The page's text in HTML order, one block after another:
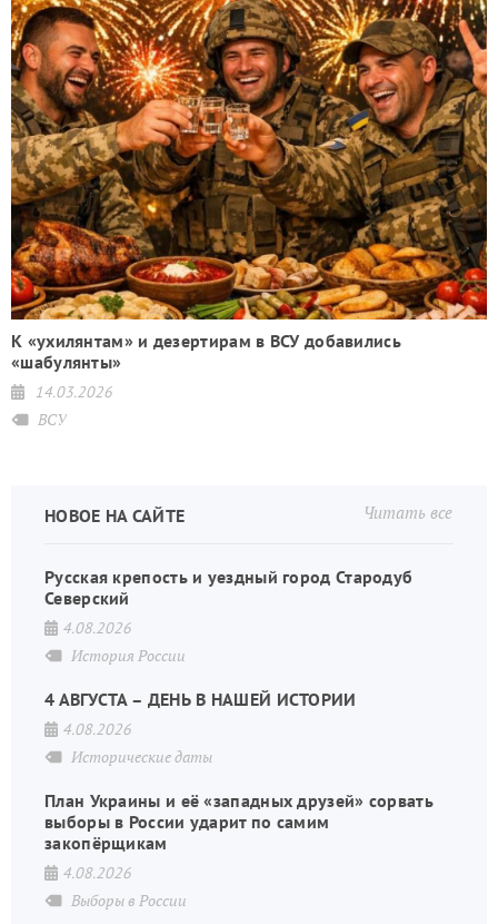
К «ухилянтам» и дезертирам в ВСУ добавились
«шабулянты»
14.03.2026
ВСУ
Читать все
НОВОЕ НА САЙТЕ
Русская крепость и уездный город Стародуб
Северский
4.08.2026
История России
4 АВГУСТА – ДЕНЬ В НАШЕЙ ИСТОРИИ
4.08.2026
Исторические даты
План Украины и её «западных друзей» сорвать
выборы в России ударит по самим
закопёрщикам
4.08.2026
Выборы в России